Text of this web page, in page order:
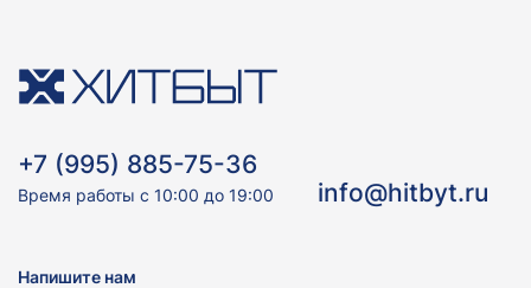
+7 (995) 885-75-36
Время работы с 10:00 до 19:00 info@hitbyt.ru
Напишите нам